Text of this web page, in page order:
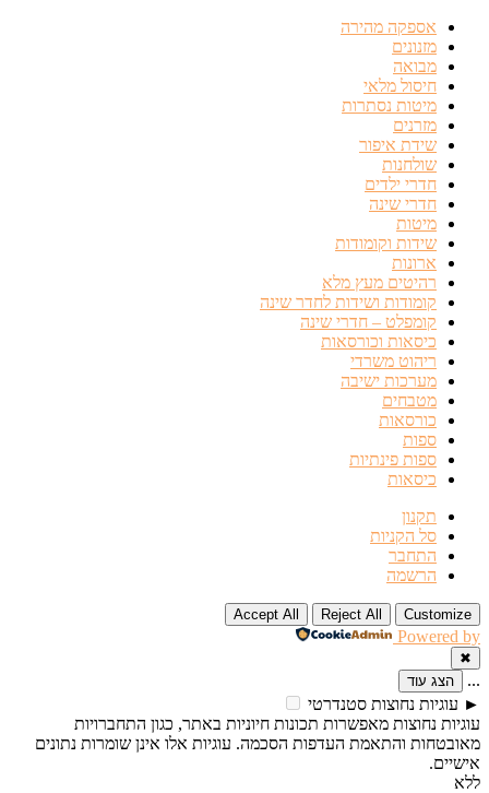
אספקה מהירה
מזנונים
מבואה
חיסול מלאי
מיטות נסתרות
מזרנים
שידת איפור
שולחנות
חדרי ילדים
חדרי שינה
מיטות
שידות וקומודות
ארונות
רהיטים מעץ מלא
קומודות ושידות לחדר שינה
קומפלט – חדרי שינה
כיסאות וכורסאות
ריהוט משרדי
מערכות ישיבה
מטבחים
כורסאות
ספות
ספות פינתיות
כיסאות
תקנון
סל הקניות
התחבר
הרשמה
Customize
Reject All
Accept All
Powered by
✖
... הצג עוד
► עוגיות נחוצות סטנדרטי
עוגיות נחוצות מאפשרות תכונות חיוניות באתר, כגון התחברויות
מאובטחות והתאמת העדפות הסכמה. עוגיות אלו אינן שומרות נתונים
אישיים.
ללא